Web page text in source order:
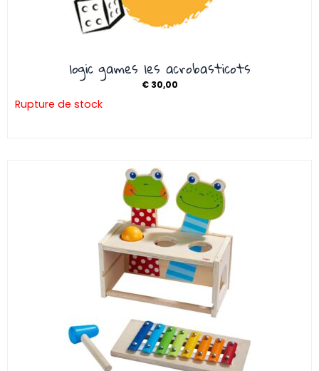
logic games les acrobasticots
€30,00
Rupture de stock